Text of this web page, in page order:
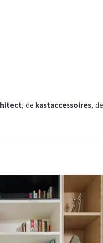
, de kastaccessoires, de